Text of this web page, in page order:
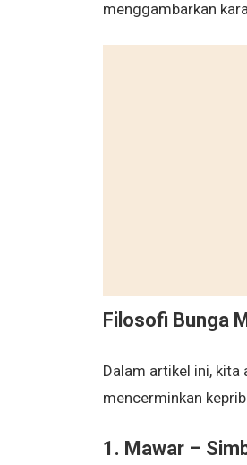
menggambarkan
Filosofi Bunga
Dalam artikel ini,
mencerminkan
1. Mawar –